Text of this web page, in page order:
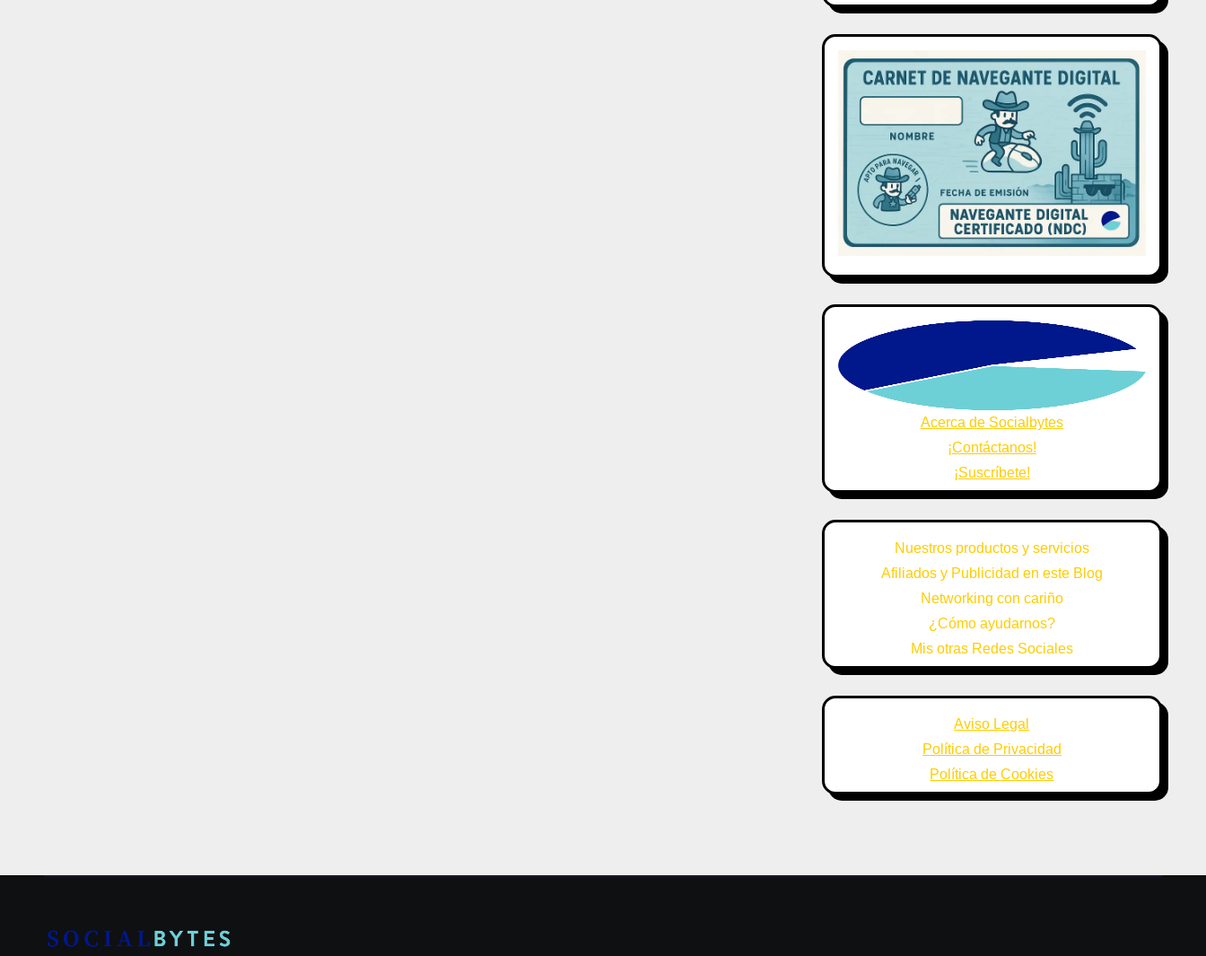
Acerca de Socialbytes
¡Contáctanos!
¡Suscríbete!
Nuestros productos y servicios
Afiliados y Publicidad en este Blog
Networking con cariño
¿Cómo ayudarnos?
Mis otras Redes Sociales
Aviso Legal
Política de Privacidad
Política de Cookies